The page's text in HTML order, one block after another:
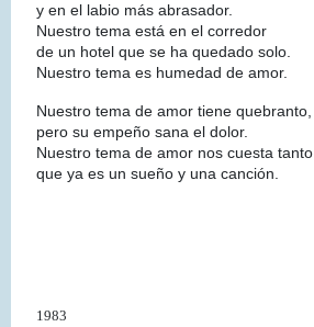
y en el labio más abrasador.
Nuestro tema está en el corredor
de un hotel que se ha quedado solo.
Nuestro tema es humedad de amor.
Nuestro tema de amor tiene quebranto,
pero su empeño sana el dolor.
Nuestro tema de amor nos cuesta tanto
que ya es un sueño y una canción.
1983